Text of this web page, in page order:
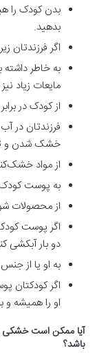
بدن کودک را
بدهید.
اگر فرزندتان
به خاطر داشته
مایعات زیاد
از کودک در
فرزندتان در
خشک شدن و
از مواد
به پوست کودک
از محصولات
اگر پوست
دو بار آبکشی
به او یا از
اگر کودکتان
او را همیشه و
آیا ممکن است خشکی
باشد؟